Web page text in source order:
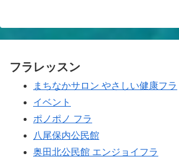
フラレッスン
まちなかサロン やさしい健康フラ
イベント
ポノポノ フラ
八尾保内公民館
奥田北公民館 エンジョイフラ